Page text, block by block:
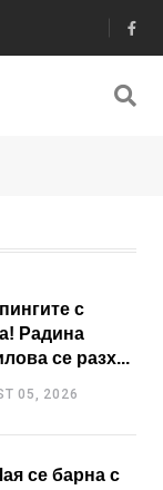
с
Радина
се разх...
05, 2026
се барна с